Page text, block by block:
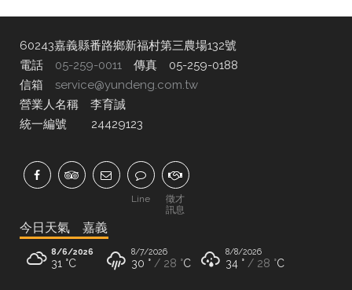
60243嘉義縣番路鄉新福村第三農場132號
電話 05-259-0011 傳真 05-259-0188
信箱 service@yundeng.com.tw
營業人名稱 李育誠
統一編號 24429123
Line
徵才
訊息
今日天氣 嘉義
8/6/2026
31 °C
8/7/2026
30 ° 28 °C
8/8/2026
34 ° 28 °C